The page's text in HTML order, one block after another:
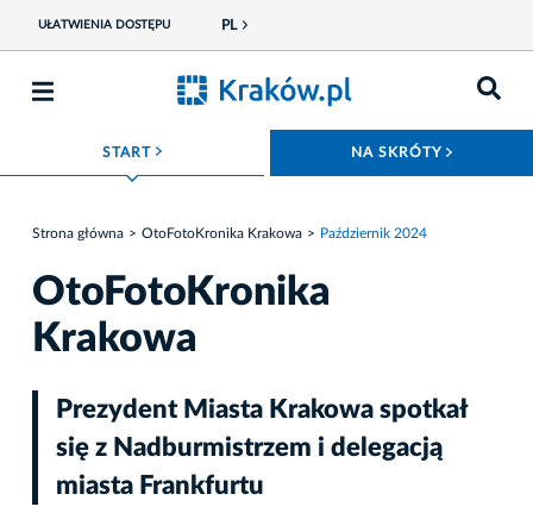
UŁATWIENIA DOSTĘPU PL
START ROZWIŃ MENU NA SKRÓTY
Strona główna OtoFotoKronika Krakowa Październik 2024
OtoFotoKronika
Krakowa
Prezydent Miasta Krakowa spotkał
się z Nadburmistrzem i delegacją
miasta Frankfurtu